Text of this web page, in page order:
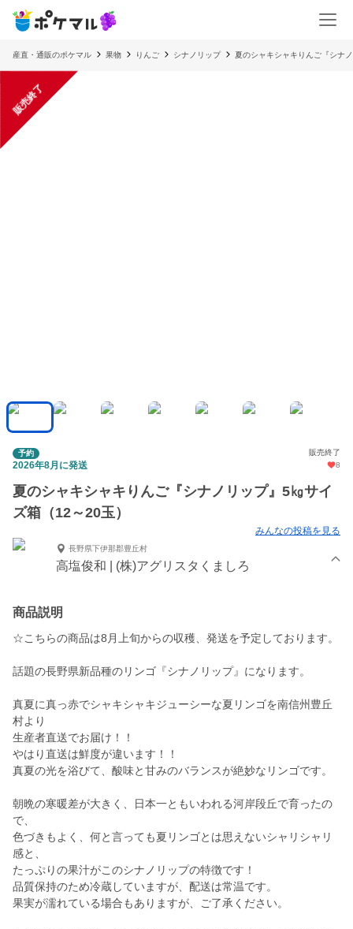
産直・通販のポケマル 果物 りんご シナノリップ 夏のシャキシャキりんご『シナ
販売終了
予約 販売終了
2026年8月に発送 8
夏のシャキシャキりんご『シナノリップ』5㎏サイ
ズ箱（12～20玉）
みんなの投稿を見る
長野県下伊那郡豊丘村
高塩俊和 | (株)アグリスタくましろ
商品説明
☆こちらの商品は8月上旬からの収穫、発送を予定しております。
話題の長野県新品種のリンゴ『シナノリップ』になります。
真夏に真っ赤でシャキシャキジューシーな夏リンゴを南信州豊丘
村より
生産者直送でお届け！！
やはり直送は鮮度が違います！！
真夏の光を浴びて、酸味と甘みのバランスが絶妙なリンゴです。
朝晩の寒暖差が大きく、日本一ともいわれる河岸段丘で育ったの
で、
色づきもよく、何と言っても夏リンゴとは思えないシャリシャリ
感と、
たっぷりの果汁がこのシナノリップの特徴です！
品質保持のため冷蔵していますが、配送は常温です。
果実が濡れている場合もありますが、ご了承ください。